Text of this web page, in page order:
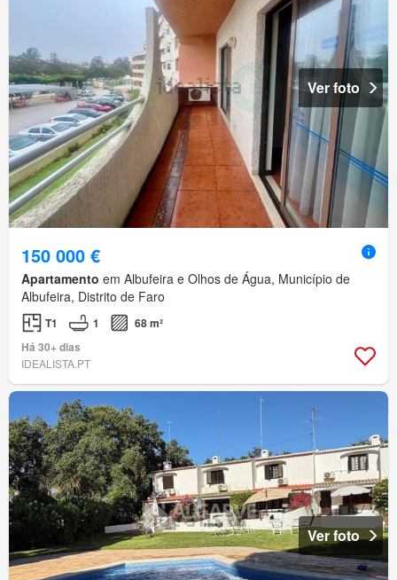
Ver foto
150 000 €
Apartamento em Albufeira e Olhos de Água, Município de
Albufeira, Distrito de Faro
T1 1
68 m²
Há 30+ dias
IDEALISTA.PT
Ver foto